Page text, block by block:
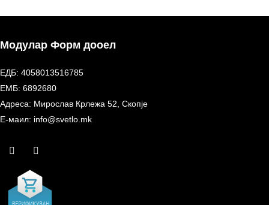
Модулар Форм дооел
ЕДБ: 4058013516785
ЕМБ: 6892680
Адреса: Мирослав Крлежа 52, Скопје
Е-маил: info@svetlo.mk